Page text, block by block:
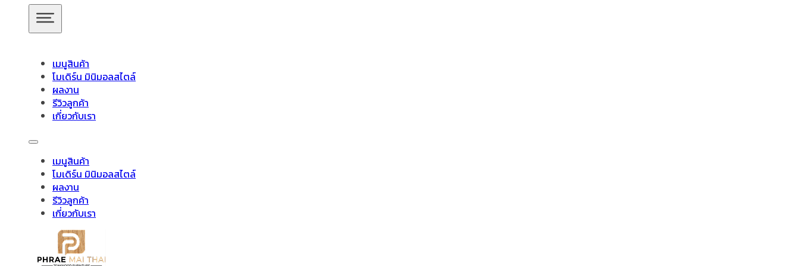
ข้ามไปยังเนื้อหาหลัก
เมนูสินค้า
โมเดิร์น มินิมอลสไตล์
ผลงาน
รีวิวลูกค้า
เกี่ยวกับเรา
เมนูสินค้า
โมเดิร์น มินิมอลสไตล์
ผลงาน
รีวิวลูกค้า
เกี่ยวกับเรา
สินค้าของเรา
อัปเดตล่าสุด
วางของไม้สัก
ไม้แท้ชุดโต๊ะไม้สัก โมเดิร์น
โต๊ะอาหารตู้ตู้เสื้อผ้า
แพร่ไม้ไทยเฟอร์นิเจอร์
โรงงานผลิต และจำหน่ายเฟอร์นิเจอร์
ไม้สักขนาดใหญ่ในจังหวัดแพร่